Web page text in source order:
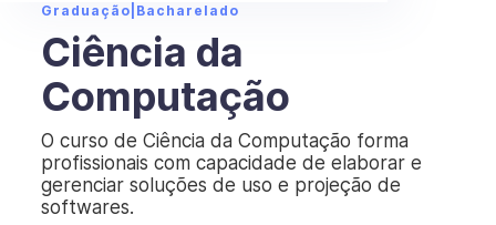
Graduação Bacharelado
Ciência da
Computação
O curso de Ciência da Computação forma
profissionais com capacidade de elaborar e
gerenciar soluções de uso e projeção de
softwares.